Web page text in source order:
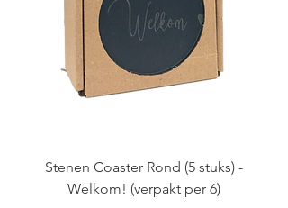
Stenen Coaster Rond (5 stuks) -
Welkom! (verpakt per 6)